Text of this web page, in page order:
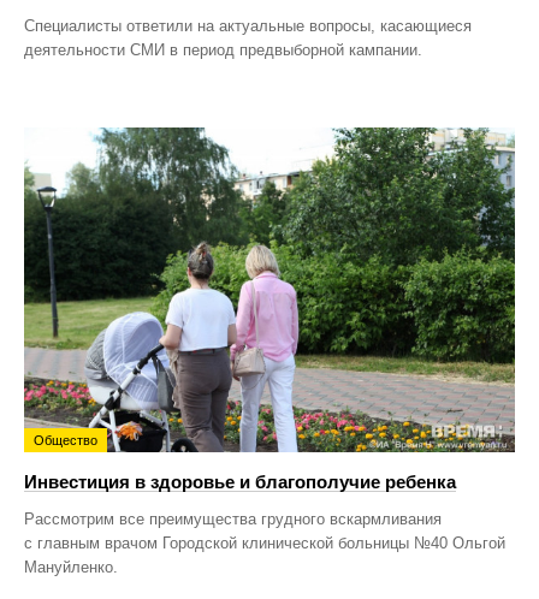
Специалисты ответили на актуальные вопросы, касающиеся
деятельности СМИ в период предвыборной кампании.
Общество
Инвестиция в здоровье и благополучие ребенка
Рассмотрим все преимущества грудного вскармливания
с главным врачом Городской клинической больницы №40 Ольгой
Мануйленко.